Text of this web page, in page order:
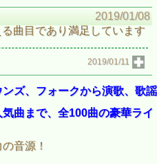
2019/01/08
曲目であり満足しています
2019/01/11
ズ、フォークから演歌、歌謡
曲まで、全100曲の豪華ライ
音源！